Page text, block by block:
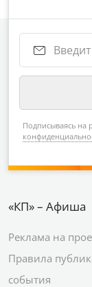
Подписываясь на
«КП» – Афиша
Реклама на
Правила
события